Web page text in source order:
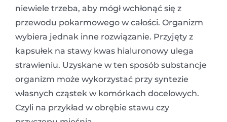
niewiele trzeba, aby mógł wchłonąć się z
przewodu pokarmowego w całości. Organizm
wybiera jednak inne rozwiązanie. Przyjęty z
kapsułek na stawy kwas hialuronowy ulega
strawieniu. Uzyskane w ten sposób substancje
organizm może wykorzystać przy syntezie
własnych cząstek w komórkach docelowych.
Czyli na przykład w obrębie stawu czy